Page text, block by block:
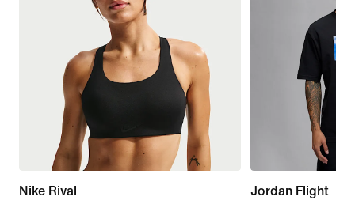
Nike Rival
Jordan Flight